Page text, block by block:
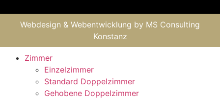
Webdesign & Webentwicklung by MS Consulting
Konstanz
Zimmer
Einzelzimmer
Standard Doppelzimmer
Gehobene Doppelzimmer